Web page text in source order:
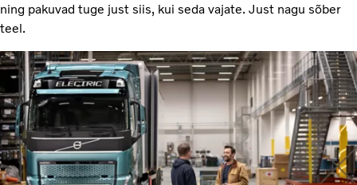
ning pakuvad tuge just siis, kui seda vajate. Just nagu sõber
teel.